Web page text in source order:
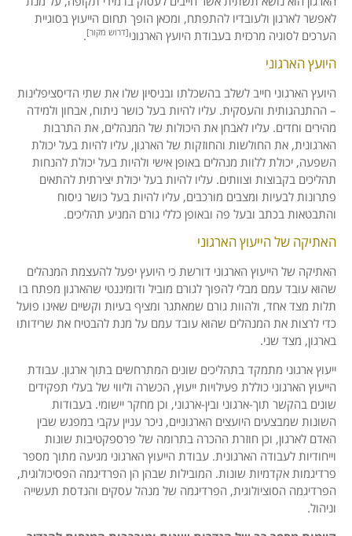
לאפשר לארגון ולעובדיו להתפתח, ומכאן הופך תחום הייעוץ בסוגיית
הערכים לסוגיה מרכזית בעבודת היועץ הארגוני[דרוש מקור].
היועץ הארגוני
היועץ הארגוני חייב לשלב בהשכלתו ובניסיון שלו את שתי הדיסציפלינות
– ההתנהגותית והעסקית. עליו להיות בעל כושר ניתוח, אבחון ולמידה
מהירים וחדים. עליו לאבחן את היכולות של המנהלים, את התרבות
הארגונית, את החולשות והחוזקות של הארגון, עליו להיות בעל יכולת
השפעה, יכולת ללוות מנהלים באופן אישי ולהיות בעל יכולת להנחות
תהליכים בקבוצות וצוותים. עליו להיות בעל יכולת יצירתית להתאים
פתרונות לבעיות ומצבים מורכבים, עליו להיות בעל כושר ניסוח
והתבטאות בכתב ובעל פה ובאופן כללי גורם המניע תהליכים.
האתיקה של הייעוץ הארגוני
האתיקה של הייעוץ הארגוני דורשת כי היועץ יפעל להעצמת המנהלים
שהוא עובד עמם מבלי להפוך לגורם מוביל ודומיננטי שהארגון מפתח בו
תלות מצד אחד, ולהוות גורם שמאתגר ומציף בעיות וקשיים שאינו פועל
כדי לרצות את המנהלים שהוא עובד עמם על מנת להבטיח את שרידותו
בארגון, מצד שני.
ייעוץ ארגוני מתמקד בתהליכים שונים המתרחשים בתוך ארגון. עבודת
הייעוץ הארגוני כוללת פעילויות ייעוץ, הכשרה וליווי של בעלי תפקידים
שונים בהקשר תוך-ארגוני ובין-ארגוני, וכן מחקר יישומי. בעבודות
השונות שמבצעים היועצים הארגוניים, ניכר עניין עקבי במפגש שבין
האדם לארגון, וכן חוזרת ההכרה בתרומה של פרספקטיבות שונות
וייחודיות לעבודה הארגונית. עבודת הייעוץ הארגוני מגיעה מתוך מספר
פרדיגמות אקדמיות שונות. המובילות שבהן הן הפרדיגמה הפסיכולוגית,
הפרדיגמה הסוציולוגית, הפרדיגמה של מנהל עסקים והנדסת תעשייה
וניהול.